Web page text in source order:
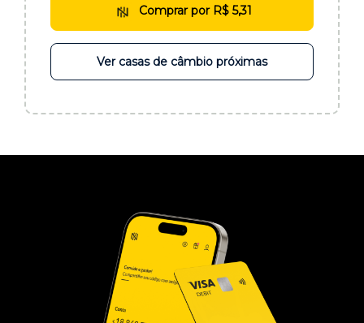
Comprar por R$ 5,31
Ver casas de câmbio próximas